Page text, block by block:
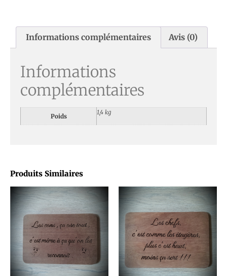
Produits Similaires
Informations complémentaires Avis (0)
Informations
complémentaires
Poids
1,4 kg